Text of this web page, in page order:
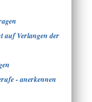
auf Verlangen der
- anerkennen